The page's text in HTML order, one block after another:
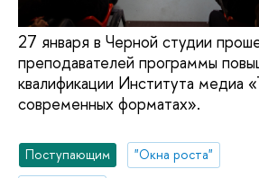
27 января в Черной студии
преподавателей программы
квалификации Института медиа
современных форматах».
Поступающим
"Окна роста"